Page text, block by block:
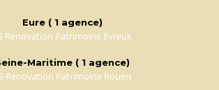
Eure ( 1 agence)
Rénovation Patrimoine Évreux
Maritime ( 1 agence)
Rénovation Patrimoine Rouen